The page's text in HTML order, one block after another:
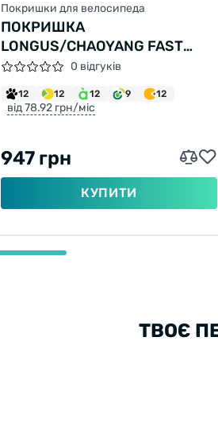
Покришки для велосипеда
ПОКРИШКА
LONGUS/CHAOYANG FAST
LANE 26X2,10 H-5197 60TPI
2C-MTB SPS TLR СКЛАДНА
0 відгуків
12 12 12 9 12
від 78.92 грн/міс
947 грн
КУПИТИ
ТВОЄ